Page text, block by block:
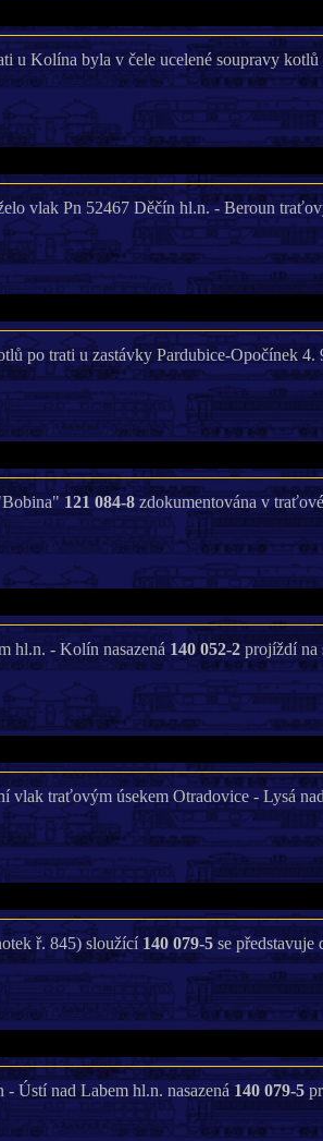
u Kolína byla v čele ucelené soupravy
vlak Pn 52467 Děčín hl.n. - Beroun
po trati u zastávky Pardubice-Opočínek 4.
121 084-8 zdokumentována v
hl.n. - Kolín nasazená 140 052-2projíždí na
vlak traťovým úsekem Otradovice - Lysá
ř. 845) sloužící140 079-5 se představuje
Ústí nad Labem hl.n. nasazená140 079-5